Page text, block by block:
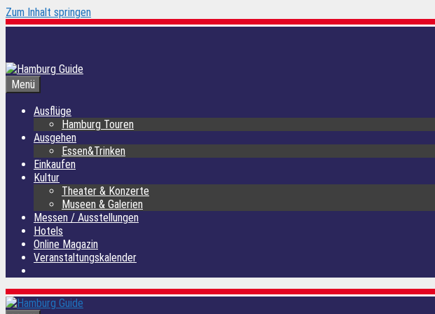
Zum Inhalt springen
Menü
Ausflüge
Hamburg Touren
Ausgehen
Essen&Trinken
Einkaufen
Kultur
Theater & Konzerte
Museen & Galerien
Messen / Ausstellungen
Hotels
Online Magazin
Veranstaltungskalender